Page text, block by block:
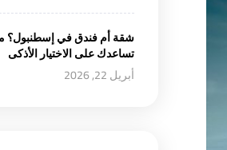
أبريل 22, 2026
شقة أم فندق في إسطنبول؟
تساعدك على الاختيار الأذكى